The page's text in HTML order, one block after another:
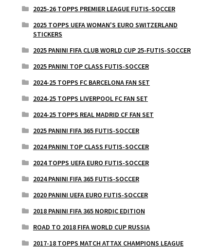
2025-26 TOPPS PREMIER LEAGUE FUTIS-SOCCER
2025 TOPPS UEFA WOMAN'S EURO SWITZERLAND
STICKERS
2025 PANINI FIFA CLUB WORLD CUP 25-FUTIS-SOCCER
2025 PANINI TOP CLASS FUTIS-SOCCER
2024-25 TOPPS FC BARCELONA FAN SET
2024-25 TOPPS LIVERPOOL FC FAN SET
2024-25 TOPPS REAL MADRID CF FAN SET
2025 PANINI FIFA 365 FUTIS-SOCCER
2024 PANINI TOP CLASS FUTIS-SOCCER
2024 TOPPS UEFA EURO FUTIS-SOCCER
2024 PANINI FIFA 365 FUTIS-SOCCER
2020 PANINI UEFA EURO FUTIS-SOCCER
2018 PANINI FIFA 365 NORDIC EDITION
ROAD TO 2018 FIFA WORLD CUP RUSSIA
2017-18 TOPPS MATCH ATTAX CHAMPIONS LEAGUE